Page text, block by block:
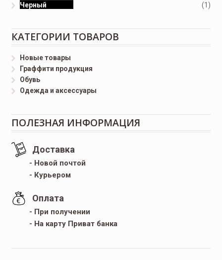
Черный
(1)
КАТЕГОРИИ ТОВАРОВ
Новые товары
Граффити продукция
Обувь
Одежда и аксессуары
ПОЛЕЗНАЯ ИНФОРМАЦИЯ
Доставка
- Новой почтой
- Курьером
Оплата
- При получении
- На карту Приват банка